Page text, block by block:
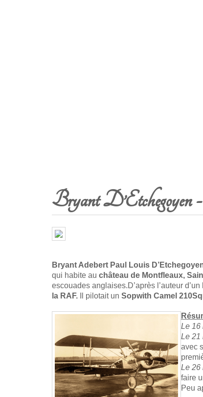
Bryant
Bryant Adebert Paul Louis
qui habite au château de Montfleaux,
escouades anglaises.D’après l’auteur
la RAF. Il pilotait un Sopwith Camel
Le 16
Le 21
avec
Le 26
faire
Peu